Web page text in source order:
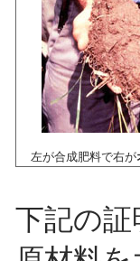
左が合成肥料で右が
下記の証